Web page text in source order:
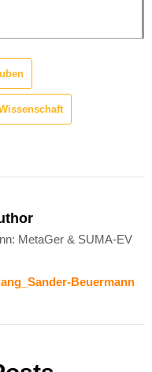
MetaGer & SUMA-EV
Beuermann